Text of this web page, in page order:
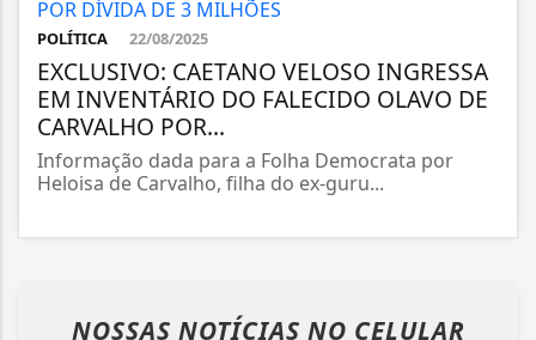
POLÍTICA 22/08/2025
EXCLUSIVO: CAETANO VELOSO INGRESSA
EM INVENTÁRIO DO FALECIDO OLAVO DE
CARVALHO POR...
Informação dada para a Folha Democrata por
Heloisa de Carvalho, filha do ex-guru...
NOSSAS NOTÍCIAS NO CELULAR